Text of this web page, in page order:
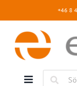
+46 8